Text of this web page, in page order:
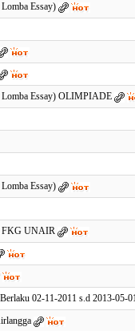
Essay)
Essay) OLIMPIADE
Essay)
UNAIR
02-11-2011 s.d 2013-05-